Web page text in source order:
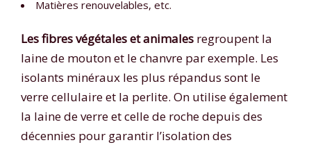
Matières renouvelables, etc.
Les fibres végétales et animales regroupent la
laine de mouton et le chanvre par exemple. Les
isolants minéraux les plus répandus sont le
verre cellulaire et la perlite. On utilise également
la laine de verre et celle de roche depuis des
décennies pour garantir l’isolation des